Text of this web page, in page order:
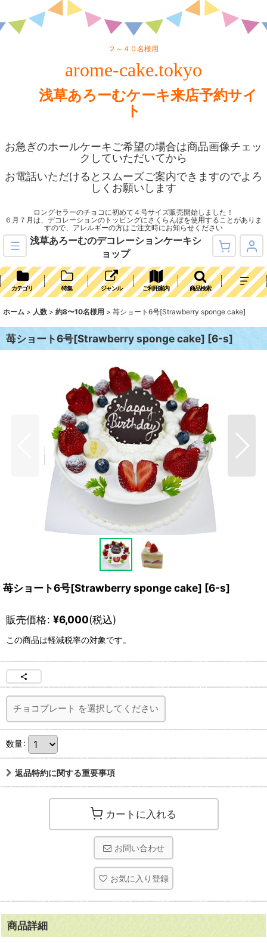
２～４０名様用
arome-cake.tokyo
浅草あろーむケーキ来店予約サイ
ト
お急ぎのホールケーキご希望の場合は商品画像チェッ
クしていただいてから
お電話いただけるとスムーズご案内できますのでよろ
しくお願いします
ロングセラーのチョコに初めて４号サイズ販売開始しました！
６月７月は、デコレーションのトッピングにさくらんぼを使用することがありま
すので、アレルギーの方はご注文時にお知らせください
浅草あろーむのデコレーションケーキシ
ョップ
カテゴリ 特集 ジャンル ご利用案内 商品検索
ホーム > 人数 > 約8〜10名様用 > 苺ショート6号[Strawberry sponge cake]
苺ショート6号[Strawberry sponge cake] [6-s]
苺ショート6号[Strawberry sponge cake] [6-s]
販売価格: ¥6,000(税込)
この商品は軽減税率の対象です。
チョコプレート を選択してください
数量:
返品特約に関する重要事項
カートに入れる
お問い合わせ
お気に入り登録
商品詳細